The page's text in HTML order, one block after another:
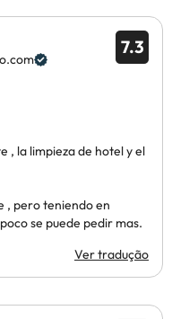
7.3
, la limpieza de hotel y el
, pero teniendo en
se puede pedir mas.
Ver tradução